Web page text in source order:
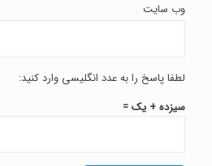
وب‌ سایت
لطفا پاسخ را به عدد انگلیسی وارد کنید:
سیزده + یک =